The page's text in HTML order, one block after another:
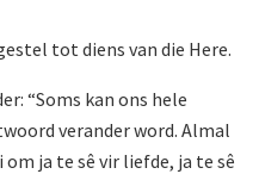
tot diens van die Here.
“Soms kan ons hele
verander word. Almal
ja te sê vir liefde, ja te sê